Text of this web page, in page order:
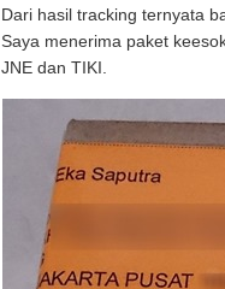
Dari hasil tracking ternyata
Saya menerima paket
JNE dan TIKI.